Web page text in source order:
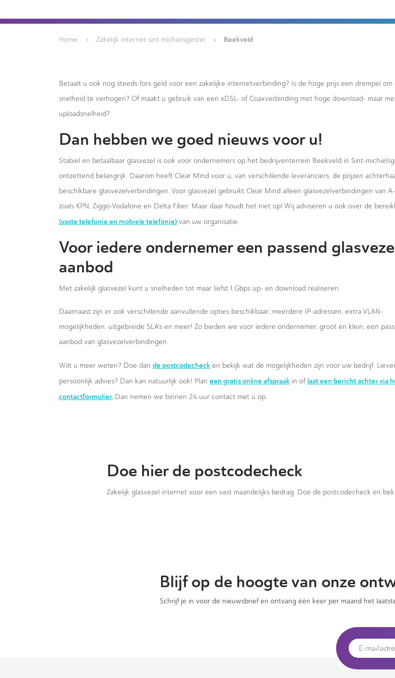
Home > Zakelijk internet sint michielsgestel > Beekveld
Betaalt u ook nog steeds fors geld voor een zakelijke internetverbinding? Is de hoge prijs een drempel om
snelheid te verhogen? Of maakt u gebruik van een xDSL- of Coaxverbinding met hoge download- maar
uploadsnelheid?
Dan hebben we goed nieuws voor u!
Stabiel en betaalbaar glasvezel is ook voor ondernemers op het bedrijventerrein Beekveld in Sint-
ontzettend belangrijk. Daarom heeft Clear Mind voor u, van verschillende leveranciers, de prijzen
beschikbare glasvezelverbindingen. Voor glasvezel gebruikt Clear Mind alleen glasvezelverbindingen van
zoals KPN, Ziggo-Vodafone en Delta Fiber. Maar daar houdt het niet op! Wij adviseren u ook over de
(vaste telefonie en mobiele telefonie) van uw organisatie.
Voor iedere ondernemer een passend
aanbod
Met zakelijk glasvezel kunt u snelheden tot maar liefst 1 Gbps up- en download realiseren.
Daarnaast zijn er ook verschillende aanvullende opties beschikbaar; meerdere IP-adressen, extra VLAN-
mogelijkheden, uitgebreide SLA’s en meer! Zo bieden we voor iedere ondernemer, groot én klein, een
aanbod van glasvezelverbindingen.
Wilt u meer weten? Doe dan de postcodecheck en bekijk wat de mogelijkheden zijn voor uw bedrijf.
persoonlijk advies? Dan kan natuurlijk ook! Plan een gratis online afspraak in of laat een bericht achter via
contactformulier. Dan nemen we binnen 24 uur contact met u op.
Doe hier de postcodecheck
Zakelijk glasvezel internet voor een vast maandelijks bedrag. Doe de postcodecheck en
Blijf op de hoogte van onze
Schrijf je in voor de nieuwsbrief en ontvang één keer per maand het